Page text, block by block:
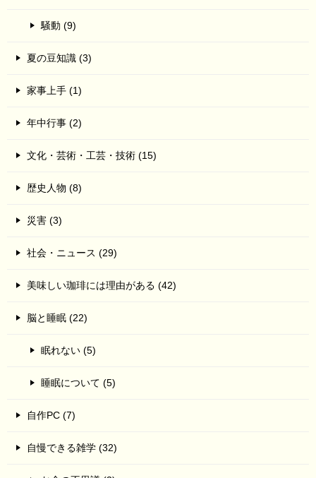
騒動 (9)
夏の豆知識 (3)
家事上手 (1)
年中行事 (2)
文化・芸術・工芸・技術 (15)
歴史人物 (8)
災害 (3)
社会・ニュース (29)
美味しい珈琲には理由がある (42)
脳と睡眠 (22)
眠れない (5)
睡眠について (5)
自作PC (7)
自慢できる雑学 (32)